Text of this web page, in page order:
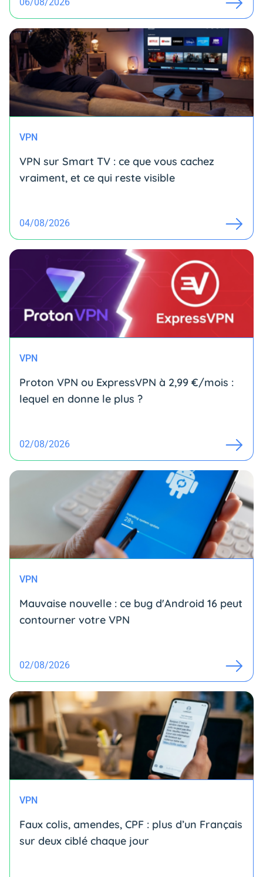
VPN
VPN sur Smart TV : ce que vous cachez
vraiment, et ce qui reste visible
04/08/2026
VPN
Proton VPN ou ExpressVPN à 2,99 €/mois :
lequel en donne le plus ?
02/08/2026
VPN
Mauvaise nouvelle : ce bug d'Android 16 peut
contourner votre VPN
02/08/2026
VPN
Faux colis, amendes, CPF : plus d’un Français
sur deux ciblé chaque jour